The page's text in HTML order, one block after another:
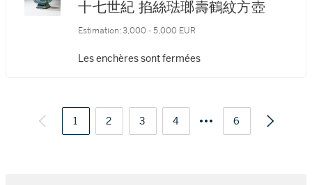
十七世紀 掐絲琺瑯壽鶴紋方壺
Estimation: 3,000 - 5,000 EUR
Les enchères sont fermées
1 2 3 4 6